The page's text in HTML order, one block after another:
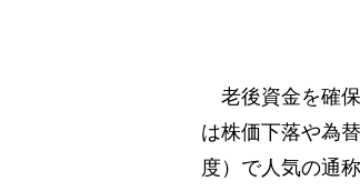
老後資金を確
は株価下落や為
度）で人気の通